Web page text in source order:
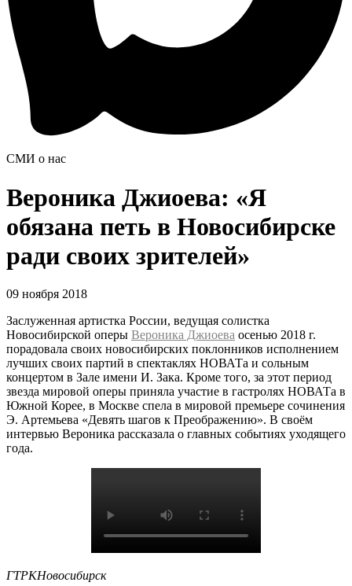
СМИ о нас
Вероника Джиоева: «Я
обязана петь в Новосибирске
ради своих зрителей»
09 ноября 2018
Заслуженная артистка России, ведущая солистка
Новосибирской оперы Вероника Джиоева осенью 2018 г.
порадовала своих новосибирских поклонников исполнением
лучших своих партий в спектаклях НОВАТа и сольным
концертом в Зале имени И. Зака. Кроме того, за этот период
звезда мировой оперы приняла участие в гастролях НОВАТа в
Южной Корее, в Москве спела в мировой премьере сочинения
Э. Артемьева «Девять шагов к Преображению». В своём
интервью Вероника рассказала о главных событиях уходящего
года.
ГТРКНовосибирск